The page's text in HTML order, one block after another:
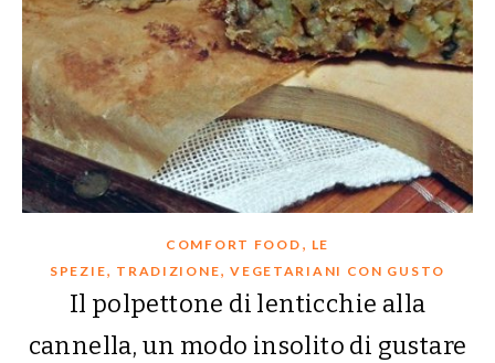
COMFORT FOOD , LE
SPEZIE, TRADIZIONE,VEGETARIANI CON GUSTO
Il polpettone di lenticchie alla
cannella, un modo insolito di gustare